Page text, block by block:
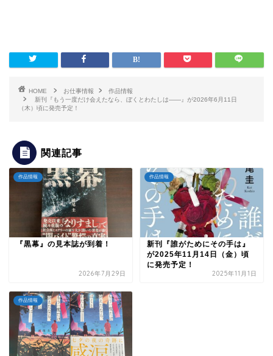
HOME お仕事情報
作品情報
新刊『もう一度だけ会えたなら、ぼくとわたしは――』が2026年6月11日
（木）頃に発売予定！
関連記事
作品情報
『黒幕』の見本誌が到着！
2026年7月29日
作品情報
新刊『誰がためにその手は』
が2025年11月14日（金）頃
に発売予定！
2025年11月1日
作品情報